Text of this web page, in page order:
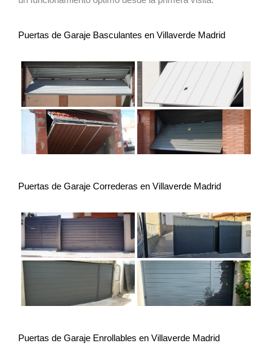
Puertas de Garaje Basculantes en Villaverde Madrid
Puertas de Garaje Correderas en Villaverde Madrid
Puertas de Garaje Enrollables en Villaverde Madrid